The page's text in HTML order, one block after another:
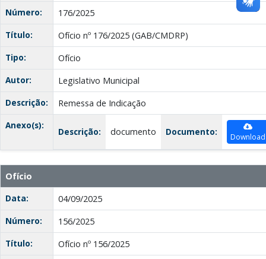
Número:
176/2025
Título:
Ofício nº 176/2025 (GAB/CMDRP)
Tipo:
Ofício
Autor:
Legislativo Municipal
Descrição:
Remessa de Indicação
Anexo(s):
Descrição: documento Documento: Download
Ofício
Data:
04/09/2025
Número:
156/2025
Título:
Ofício nº 156/2025